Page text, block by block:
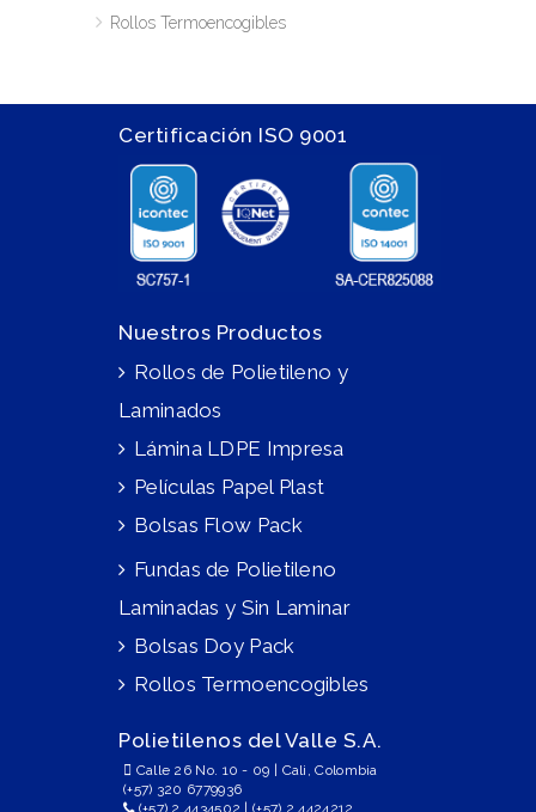
Rollos Termoencogibles
Certificación ISO 9001
Nuestros Productos
Rollos de Polietileno y
Laminados
Lámina LDPE Impresa
Películas Papel Plast
Bolsas Flow Pack
Fundas de Polietileno
Laminadas y Sin Laminar
Bolsas Doy Pack
Rollos Termoencogibles
Polietilenos del Valle S.A.
Calle 26 No. 10 - 09 | Cali, Colombia
(+57) 320 6779936